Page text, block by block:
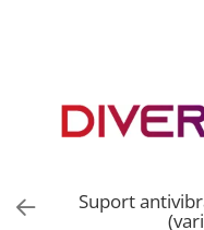
ASA
Suport